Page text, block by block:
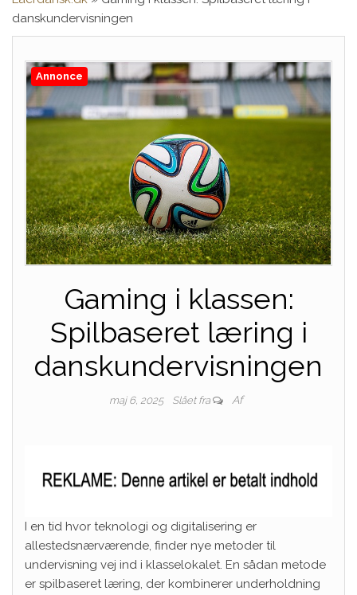
danskundervisningen
Annonce
Gaming i klassen:
Spilbaseret læring i
danskundervisningen
maj 6, 2025 Slået fra Af
I en tid hvor teknologi og digitalisering er
allestedsnærværende, finder nye metoder til
undervisning vej ind i klasselokalet. En sådan metode
er spilbaseret læring, der kombinerer underholdning